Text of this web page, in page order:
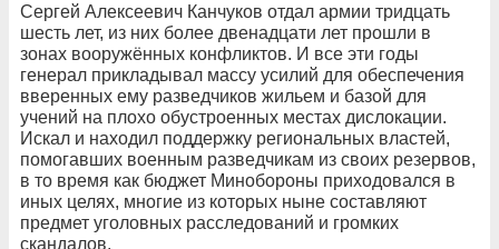
Сергей Алексеевич Канчуков отдал армии тридцать
шесть лет, из них более двенадцати лет прошли в
зонах вооружённых конфликтов. И все эти годы
генерал прикладывал массу усилий для обеспечения
вверенных ему разведчиков жильем и базой для
учений на плохо обустроенных местах дислокации.
Искал и находил поддержку региональных властей,
помогавших военным разведчикам из своих резервов,
в то время как бюджет Минобороны приходовался в
иных целях, многие из которых ныне составляют
предмет уголовных расследований и громких
скандалов.